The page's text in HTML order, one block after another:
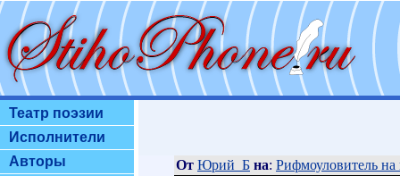
Театр поэзии
Исполнители
Авторы
От Юрий_Б на: Рифмоуловитель на